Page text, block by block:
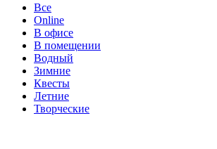
Все
Online
В офисе
В помещении
Водный
Зимние
Квесты
Летние
Творческие